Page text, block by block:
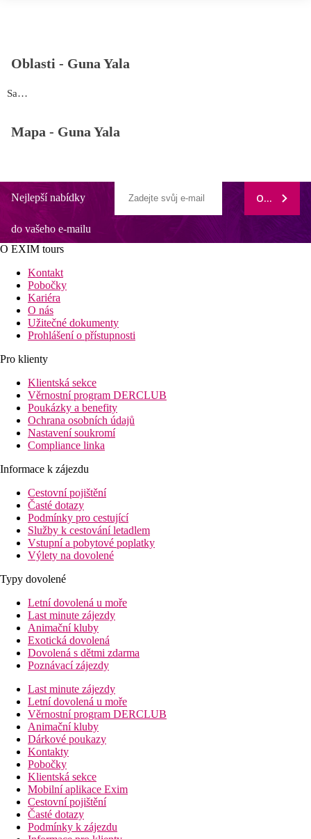
Oblasti - Guna Yala
San Blas
Mapa - Guna Yala
Nejlepší nabídky
do vašeho e-mailu
ODEBÍRAT
O EXIM tours
Kontakt
Pobočky
Kariéra
O nás
Užitečné dokumenty
Prohlášení o přístupnosti
Pro klienty
Klientská sekce
Věrnostní program DERCLUB
Poukázky a benefity
Ochrana osobních údajů
Nastavení soukromí
Compliance linka
Informace k zájezdu
Cestovní pojištění
Časté dotazy
Podmínky pro cestující
Služby k cestování letadlem
Vstupní a pobytové poplatky
Výlety na dovolené
Typy dovolené
Letní dovolená u moře
Last minute zájezdy
Animační kluby
Exotická dovolená
Dovolená s dětmi zdarma
Poznávací zájezdy
Last minute zájezdy
Letní dovolená u moře
Věrnostní program DERCLUB
Animační kluby
Dárkové poukazy
Kontakty
Pobočky
Klientská sekce
Mobilní aplikace Exim
Cestovní pojištění
Časté dotazy
Podmínky k zájezdu